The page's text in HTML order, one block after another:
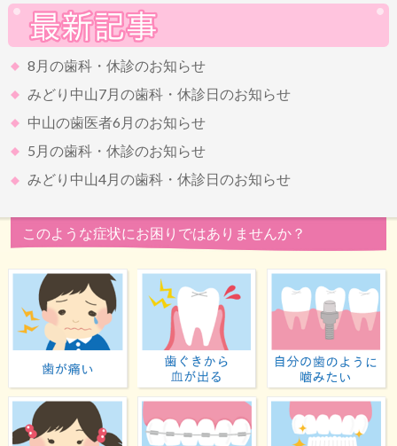
8月の歯科・休診のお知らせ
みどり中山7月の歯科・休診日のお知らせ
中山の歯医者6月のお知らせ
5月の歯科・休診のお知らせ
みどり中山4月の歯科・休診日のお知らせ
このような症状にお困りではありませんか？
歯が痛い 歯ぐきから血が出る